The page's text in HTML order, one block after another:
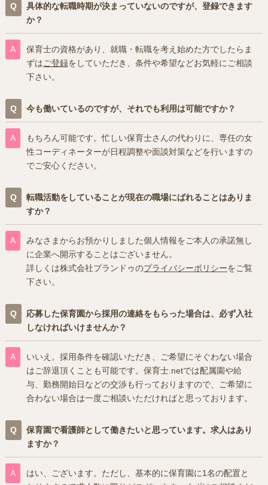
具体的な転職時期が決まっていないのですが、登録できます
か？
保育士の資格があり、就職・転職を考え始めた方でしたらま
ずはご登録をしていただき、条件や希望などお気軽にご相談
下さい。
今も働いているのですが、それでも利用は可能ですか？
もちろん可能です。忙しい保育士さんの代わりに、専任の女
性コーディネーターが日程調整や面談対策などを行いますの
でご安心ください。
転職活動をしていることが現在の職場にばれることはありま
すか？
みなさまからお預かりしました個人情報をご本人の承諾無し
に企業へ開示することはございません。
詳しくは株式会社プランドゥのプライバシーポリシーをご覧
下さい。
応募した保育園から採用の連絡をもらった場合は、必ず入社
しなければいけませんか？
いいえ。採用条件を確認いただき、ご希望にそぐわない場合
はご辞退頂くことも可能です。保育士.netでは配属園や給
与、勤務開始日などの交渉も行っておりますので、ご希望に
合わない場合は一度ご相談いただければと思っております。
保育園で看護師として働きたいと思っています。求人はあり
ますか？
はい、ございます。ただし、基本的に保育園に1名の配置と